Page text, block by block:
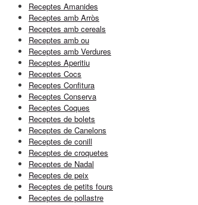
Receptes Amanides
Receptes amb Arròs
Receptes amb cereals
Receptes amb ou
Receptes amb Verdures
Receptes Aperitiu
Receptes Cocs
Receptes Confitura
Receptes Conserva
Receptes Coques
Receptes de bolets
Receptes de Canelons
Receptes de conill
Receptes de croquetes
Receptes de Nadal
Receptes de peix
Receptes de petits fours
Receptes de pollastre